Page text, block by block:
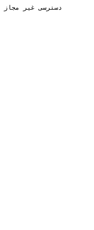
دسترسی غیر مجاز